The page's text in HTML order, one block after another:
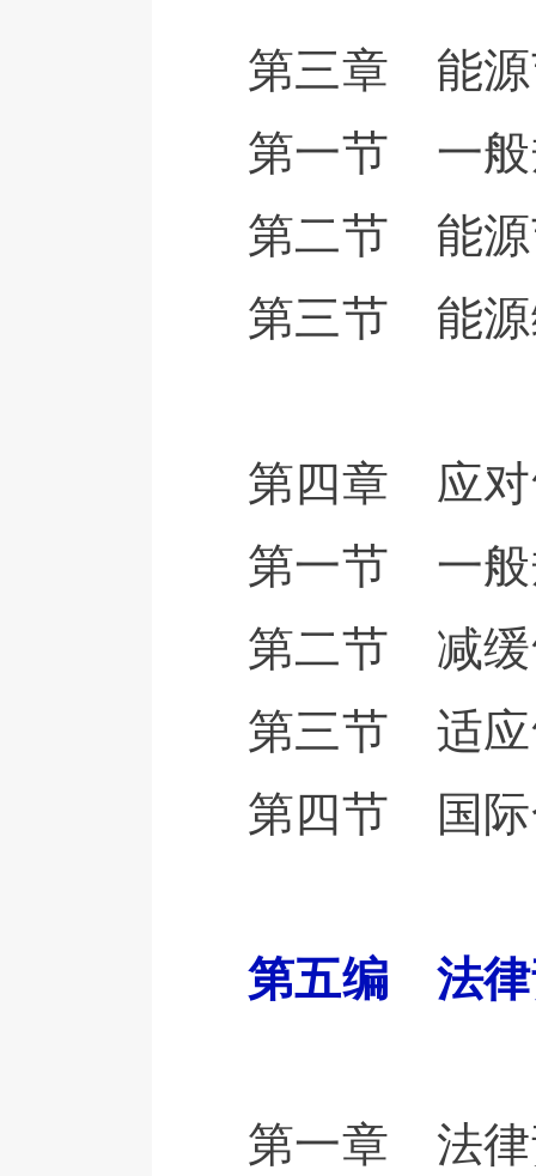
第三章 能源
第一节 一般
第二节 能源
第三节 能源
第四章 应对
第一节 一般
第二节 减缓
第三节 适应
第四节 国际
第五编 法律
第一章 法律